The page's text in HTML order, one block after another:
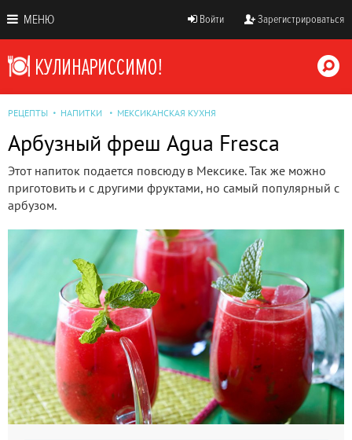
МЕНЮ Войти Зарегистрироваться
РЕЦЕПТЫ НАПИТКИ МЕКСИКАНСКАЯ КУХНЯ
Арбузный фреш Agua Fresca
Этот напиток подается повсюду в Мексике. Так же можно
приготовить и с другими фруктами, но самый популярный с
арбузом.